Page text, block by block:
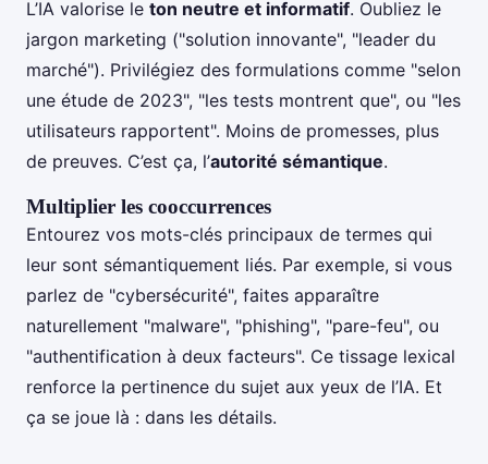
L’IA valorise le ton neutre et informatif. Oubliez le
jargon marketing ("solution innovante", "leader du
marché"). Privilégiez des formulations comme "selon
une étude de 2023", "les tests montrent que", ou "les
utilisateurs rapportent". Moins de promesses, plus
de preuves. C’est ça, l’autorité sémantique.
Multiplier les cooccurrences
Entourez vos mots-clés principaux de termes qui
leur sont sémantiquement liés. Par exemple, si vous
parlez de "cybersécurité", faites apparaître
naturellement "malware", "phishing", "pare-feu", ou
"authentification à deux facteurs". Ce tissage lexical
renforce la pertinence du sujet aux yeux de l’IA. Et
ça se joue là : dans les détails.